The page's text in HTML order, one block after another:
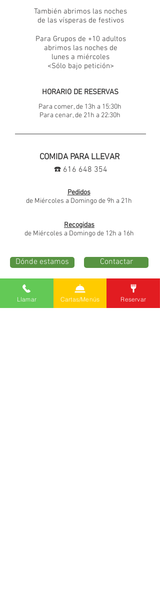
HORARIO DE RESERVAS
Para comer, de 13h a 15:30h
Para cenar, de 21h a 22:30h
También abrimos las noches
de las vísperas de festivos
Para Grupos de +10 adultos
abrimos las noches de
lunes a miércoles
<Sólo bajo petición>
COMIDA PARA LLEVAR
☎️ 616 648 354
Pedidos
de Miércoles a Domingo de 9h a 21h
Recogidas
de Miércoles a Domingo de 12h a 16h
Dónde estamos Contactar
Francesc Pujols, 4 ● 08760 Martorell
(Barcelona) Spain
Llamar Cartas/Menús Reservar